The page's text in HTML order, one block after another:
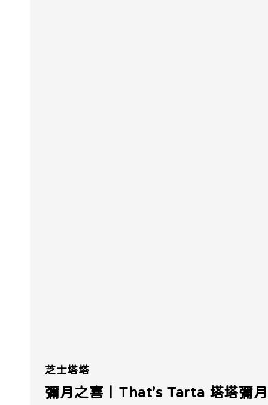
芝士塔塔
彌月之喜｜That’s Tarta 塔塔彌